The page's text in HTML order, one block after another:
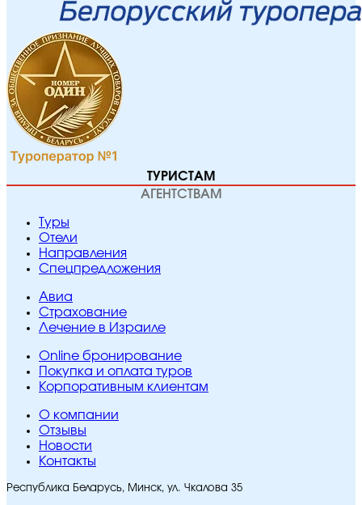
ТУРИСТАМ
АГЕНТСТВАМ
Туры
Отели
Направления
Спецпредложения
Авиа
Страхование
Лечение в Израиле
Online бронирование
Покупка и оплата туров
Корпоративным клиентам
O компании
Отзывы
Новости
Контакты
Республика Беларусь, Минск, ул. Чкалова 35